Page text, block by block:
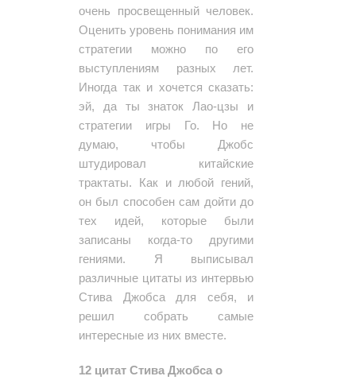
очень просвещенный человек.
Оценить уровень понимания им
стратегии можно по его
выступлениям разных лет.
Иногда так и хочется сказать:
эй, да ты знаток Лао-цзы и
стратегии игры Го. Но не
думаю, чтобы Джобс
штудировал китайские
трактаты. Как и любой гений,
он был способен сам дойти до
тех идей, которые были
записаны когда-то другими
гениями. Я выписывал
различные цитаты из интервью
Стива Джобса для себя, и
решил собрать самые
интересные из них вместе.
12 цитат Стива Джобса о